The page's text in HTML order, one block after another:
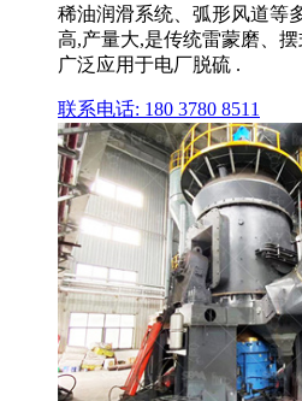
稀油润滑系统、弧形风道等
高,产量大,是传统雷蒙磨、
广泛应用于电厂脱硫 .
联系电话: 180 3780 8511